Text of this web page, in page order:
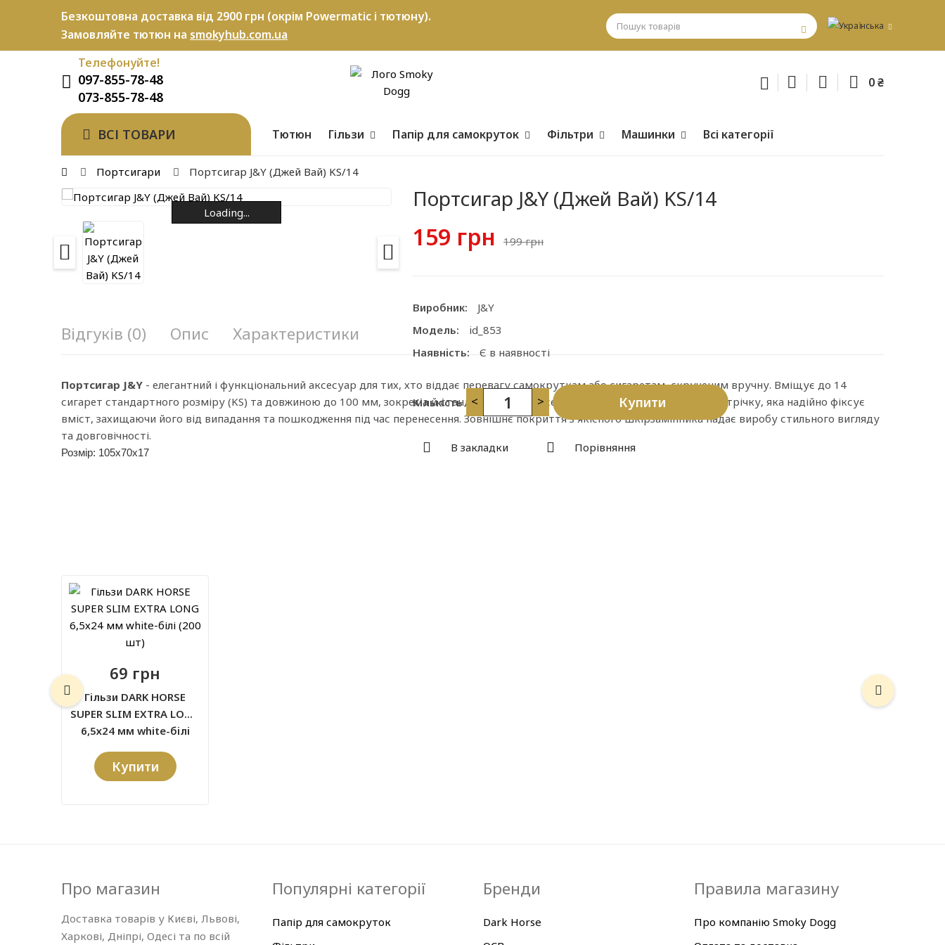
Безкоштовна доставка від 2900 грн (окрім Powermatic і тютюну).
Замовляйте тютюн на smokyhub.com.ua
Телефонуйте!
097-855-78-48
073-855-78-48
0 ₴
ВСІ ТОВАРИ Тютюн Гільзи Папір для самокруток Фільтри Машинки Всі категорії
Портсигари Портсигар J&Y (Джей Вай) KS/14
Loading...
Loading...
Loading...
Loading...
Loading...
Loading...
Портсигар J&Y (Джей Вай) KS/14
159 грн 199 грн
Виробник:
J&Y
Модель:
id_853
Наявність:
Є в наявності
Кількість < > Купити
В закладки Порівняння
Відгуків (0) Опис Характеристики
Портсигар J&Y - елегантний і функціональний аксесуар для тих, хто віддає перевагу самокруткам або сигаретам, скрученим вручну. Вміщує до 14
сигарет стандартного розміру (KS) та довжиною до 100 мм, зокрема й стандартні 84 мм. Усередині передбачено еластичну стрічку, яка надійно фіксує
вміст, захищаючи його від випадання та пошкодження під час перенесення. Зовнішнє покриття з якісного шкірзамінника надає виробу стильного вигляду
та довговічності.
Розмір: 105х70х17
69 грн
Гільзи DARK HORSE
SUPER SLIM EXTRA LONG
6,5х24 мм white-білі
Купити
Про магазин
Доставка товарів у Києві, Львові,
Харкові, Дніпрі, Одесі та по всій
Популярні категорії
Папір для самокруток
Бренди
Dark Horse
Правила магазину
Про компанію Smoky Dogg